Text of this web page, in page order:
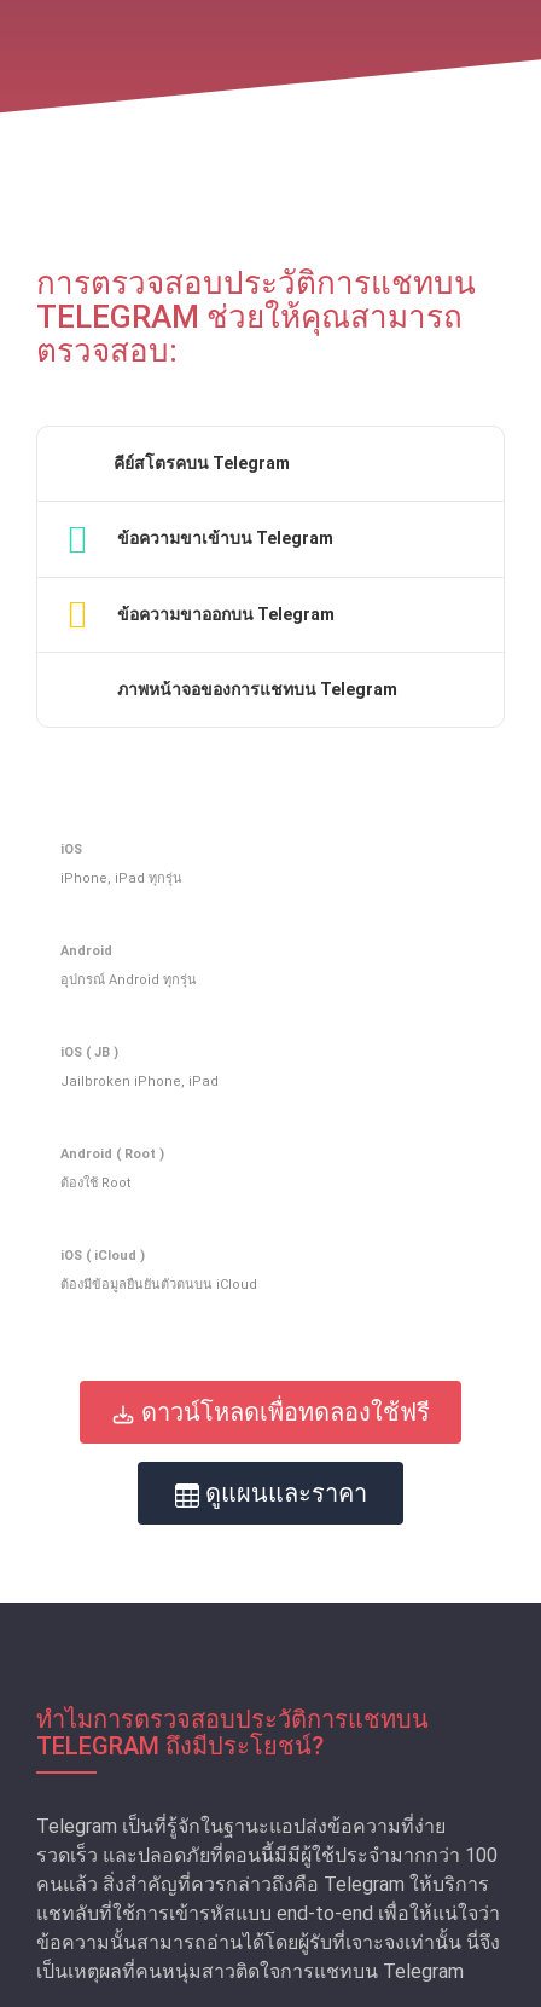
การตรวจสอบประวัติการแชทบน
TELEGRAM ช่วยให้คุณสามารถ
ตรวจสอบ:
คีย์สโตรคบน Telegram
ข้อความขาเข้าบน Telegram
ข้อความขาออกบน Telegram
ภาพหน้าจอของการแชทบน Telegram
iOS
iPhone, iPad ทุกรุ่น
Android
อุปกรณ์ Android ทุกรุ่น
iOS ( JB )
Jailbroken iPhone, iPad
Android ( Root )
ต้องใช้ Root
iOS ( iCloud )
ต้องมีข้อมูลยืนยันตัวตนบน iCloud
ดาวน์โหลดเพื่อทดลองใช้ฟรี
ดูแผนและราคา
ทำไมการตรวจสอบประวัติการแชทบน
TELEGRAM ถึงมีประโยชน์?
Telegram เป็นที่รู้จักในฐานะแอปส่งข้อความที่ง่าย
รวดเร็ว และปลอดภัยที่ตอนนี้มีมีผู้ใช้ประจำมากกว่า 100
คนแล้ว สิ่งสำคัญที่ควรกล่าวถึงคือ Telegram ให้บริการ
แชทลับที่ใช้การเข้ารหัสแบบ end-to-end เพื่อให้แน่ใจว่า
ข้อความนั้นสามารถอ่านได้โดยผู้รับที่เจาะจงเท่านั้น นี่จึง
เป็นเหตุผลที่คนหนุ่มสาวติดใจการแชทบน Telegram